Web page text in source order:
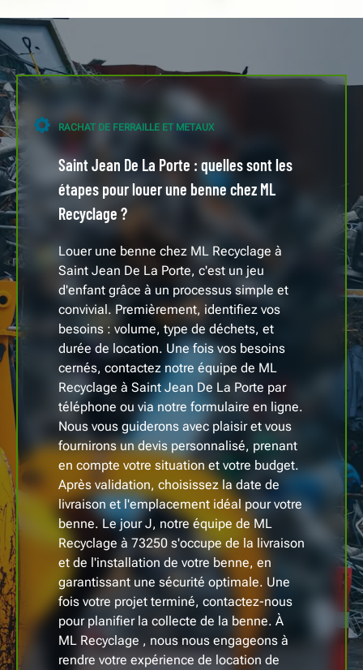
RACHAT DE FERRAILLE ET METAUX
Saint Jean De La Porte : quelles sont les
étapes pour louer une benne chez ML
Recyclage ?
Louer une benne chez ML Recyclage à
Saint Jean De La Porte, c'est un jeu
d'enfant grâce à un processus simple et
convivial. Premièrement, identifiez vos
besoins : volume, type de déchets, et
durée de location. Une fois vos besoins
cernés, contactez notre équipe de ML
Recyclage à Saint Jean De La Porte par
téléphone ou via notre formulaire en ligne.
Nous vous guiderons avec plaisir et vous
fournirons un devis personnalisé, prenant
en compte votre situation et votre budget.
Après validation, choisissez la date de
livraison et l'emplacement idéal pour votre
benne. Le jour J, notre équipe de ML
Recyclage à 73250 s'occupe de la livraison
et de l'installation de votre benne, en
garantissant une sécurité optimale. Une
fois votre projet terminé, contactez-nous
pour planifier la collecte de la benne. À
ML Recyclage , nous nous engageons à
rendre votre expérience de location de